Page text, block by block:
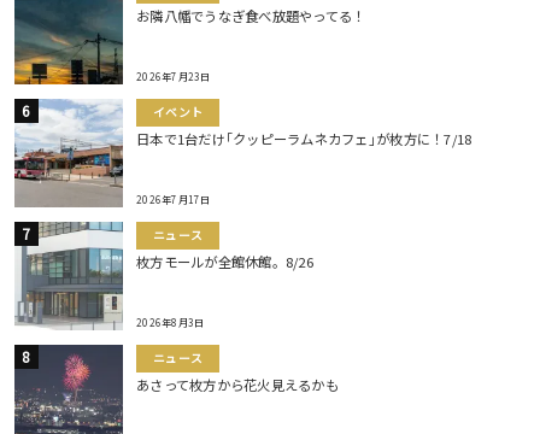
お隣八幡でうなぎ食べ放題やってる！
2026年7月23日
イベント
日本で1台だけ｢クッピーラムネカフェ｣が枚方に！7/18
2026年7月17日
ニュース
枚方モールが全館休館。8/26
2026年8月3日
ニュース
あさって枚方から花火見えるかも